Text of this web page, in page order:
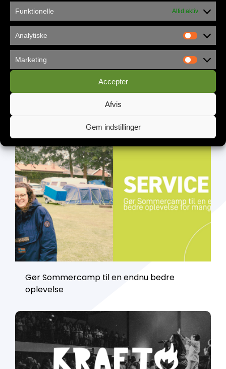
Funktionelle Altid aktiv
Analytiske
Marketing
Accepter
Afvis
Gem indstillinger
Københavns Frikirke flytter ind i
Gør Sommercamp til en endnu bedre
oplevelse